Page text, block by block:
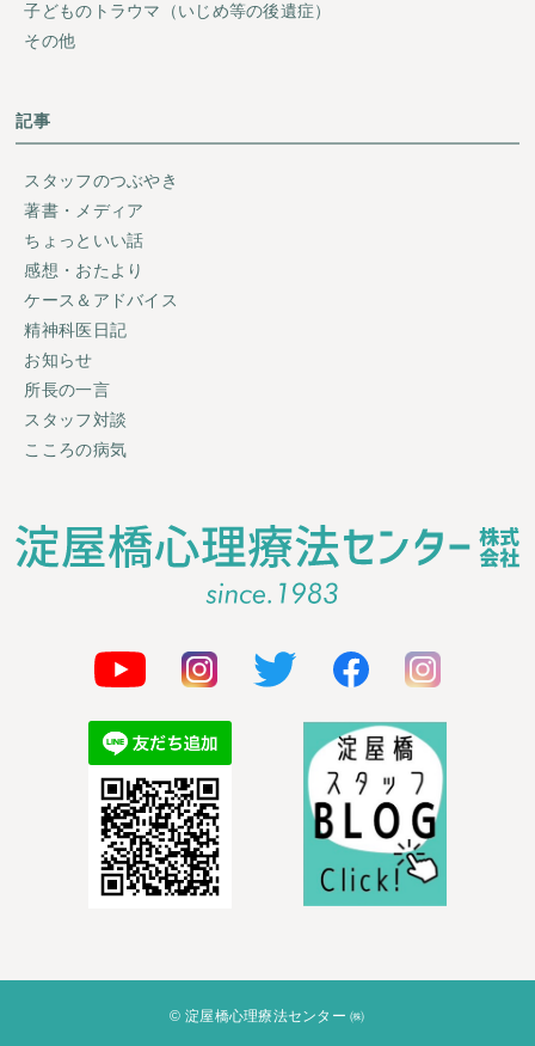
子どものトラウマ（いじめ等の後遺症）
その他
記事
スタッフのつぶやき
著書・メディア
ちょっといい話
感想・おたより
ケース＆アドバイス
精神科医日記
お知らせ
所長の一言
スタッフ対談
こころの病気
© 淀屋橋心理療法センター ㈱